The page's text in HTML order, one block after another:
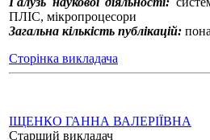
ПЛІС, мікропроцесори
Загальна кількість публікацій:
Сторінка викладача
ІЩЕНКО ГАННА ВАЛЕРІЇВНА
Старший викладач